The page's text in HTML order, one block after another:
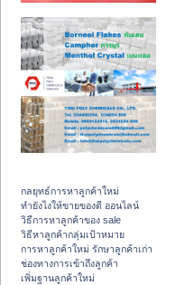
กลยุทธ์การหาลูกค้าใหม่
ทํายังไงให้ขายของดี ออนไลน์
วิธีการหาลูกค้าของ sale
วิธีหาลูกค้ากลุ่มเป้าหมาย
การหาลูกค้าใหม่ รักษาลูกค้าเก่า
ช่องทางการเข้าถึงลูกค้า
เพิ่มฐานลูกค้าใหม่